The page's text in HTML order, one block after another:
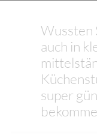
Wussten
auch in
super